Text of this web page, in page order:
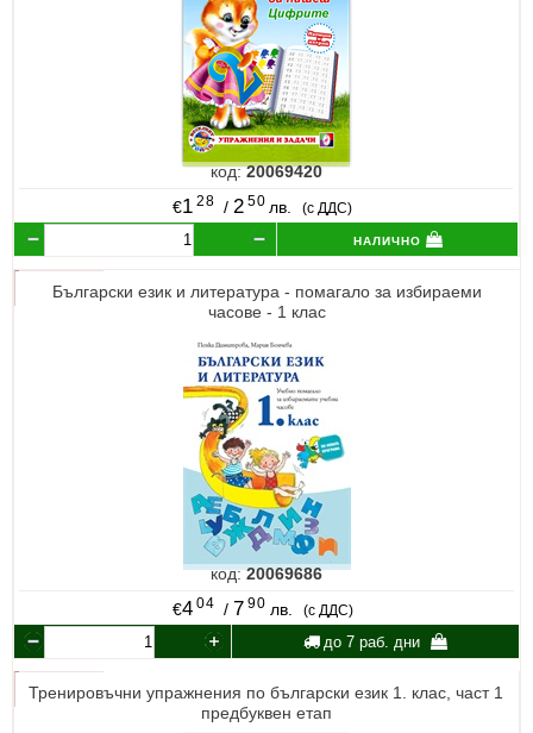
код:20069420
€1 28 / 2 50 лв. (с ДДС)
налично
Български език и литература - помагало за избираеми
часове - 1 клас
код:20069686
€4 04 / 7 90 лв. (с ДДС)
до 7 раб. дни
Тренировъчни упражнения по български език 1. клас, част 1
предбуквен етап